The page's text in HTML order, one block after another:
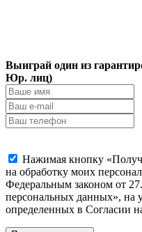
Выиграй один из
Юр. лиц)
Нажимая кнопку
на обработку моих
Федеральным законом от
персональных данных», на
определенных в Согласии